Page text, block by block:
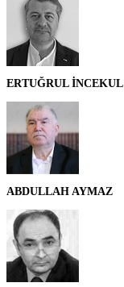
ERTUĞRUL İNCEKUL
ABDULLAH AYMAZ